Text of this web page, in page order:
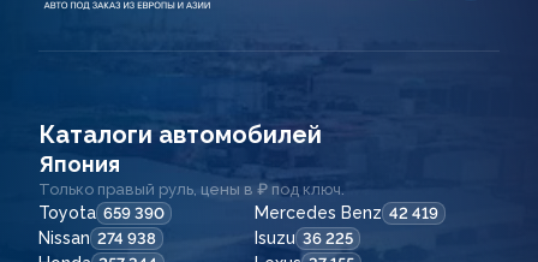
Каталоги автомобилей
Япония
Только правый руль, цены в ₽ под ключ.
Toyota 659 390 Mercedes Benz 42 419
Nissan 274 938 Isuzu 36 225